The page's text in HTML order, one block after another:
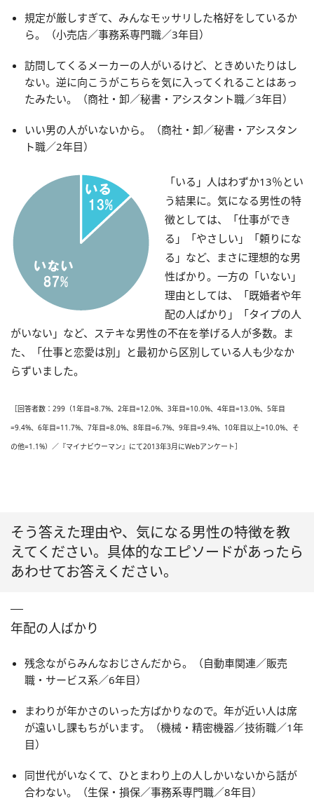
規定が厳しすぎて、みんなモッサリした格好をしているか
ら。（小売店／事務系専門職／3年目）
訪問してくるメーカーの人がいるけど、ときめいたりはし
ない。逆に向こうがこちらを気に入ってくれることはあっ
たみたい。（商社・卸／秘書・アシスタント職／3年目）
いい男の人がいないから。（商社・卸／秘書・アシスタン
ト職／2年目）
「いる」人はわずか13％とい
う結果に。気になる男性の特
徴としては、「仕事ができ
る」「やさしい」「頼りにな
る」など、まさに理想的な男
性ばかり。一方の「いない」
理由としては、「既婚者や年
配の人ばかり」「タイプの人
がいない」など、ステキな男性の不在を挙げる人が多数。ま
た、「仕事と恋愛は別」と最初から区別している人も少なか
らずいました。
［回答者数：299（1年目=8.7%、2年目=12.0%、3年目=10.0%、4年目=13.0%、5年目
=9.4%、6年目=11.7%、7年目=8.0%、8年目=6.7%、9年目=9.4%、10年目以上=10.0%、そ
の他=1.1%）／『マイナビウーマン』にて2013年3月にWebアンケート］
そう答えた理由や、気になる男性の特徴を教
えてください。具体的なエピソードがあったら
あわせてお答えください。
年配の人ばかり
残念ながらみんなおじさんだから。（自動車関連／販売
職・サービス系／6年目）
まわりが年かさのいった方ばかりなので。年が近い人は席
が遠いし課もちがいます。（機械・精密機器／技術職／1年
目）
同世代がいなくて、ひとまわり上の人しかいないから話が
合わない。（生保・損保／事務系専門職／8年目）